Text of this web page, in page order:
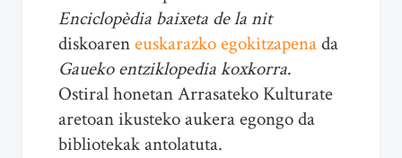
Enciclopèdia baixeta de la nit
diskoareneuskarazko egokitzapenada
Gaueko entziklopedia koxkorra.
Ostiral honetan Arrasateko Kulturate
aretoan ikusteko aukera egongo da
bibliotekak antolatuta.